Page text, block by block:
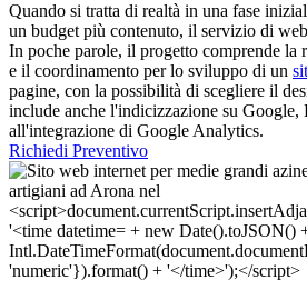
Quando si tratta di realtà in una fase
un budget più contenuto, il servizio di
In poche parole, il progetto comprende la
e il coordinamento per lo sviluppo di un
pagine, con la possibilità di scegliere il
include anche l'indicizzazione su Google,
all'integrazione di Google Analytics.
Richiedi Preventivo